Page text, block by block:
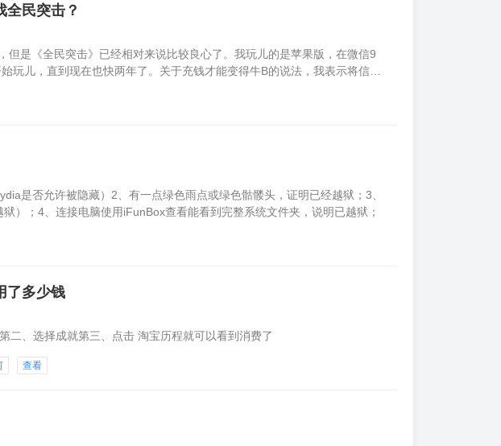
全民突击？
但是《全民突击》已经相对来说比较良心了。我玩儿的是苹果版，在微信9
玩儿，直到现在也快两年了。关于充钱才能变得牛B的说法，我表示将信将
是否允许被隐藏）2、有一点绿色雨点或绿色骷髅头，证明已经越狱；3、
）；4、连接电脑使用iFunBox查看能看到完整系统文件夹，说明已越狱；
了多少钱
二、选择成就第三、点击 淘宝历程就可以看到消费了
查看